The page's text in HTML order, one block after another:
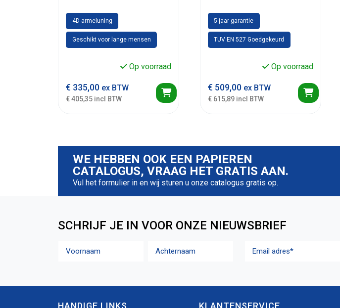
4D-armeluning
Geschikt voor lange mensen
Op voorraad
€ 335,00 ex BTW
€ 405,35 incl BTW
5 jaar garantie
TUV EN 527 Goedgekeurd
Op voorraad
€ 509,00 ex BTW
€ 615,89 incl BTW
WE HEBBEN OOK EEN PAPIEREN
CATALOGUS, VRAAG HET GRATIS AAN.
Vul het formulier in en wij sturen u onze catalogus gratis op.
SCHRIJF JE IN VOOR ONZE NIEUWSBRIEF
HANDIGE LINKS KLANTENSERVICE